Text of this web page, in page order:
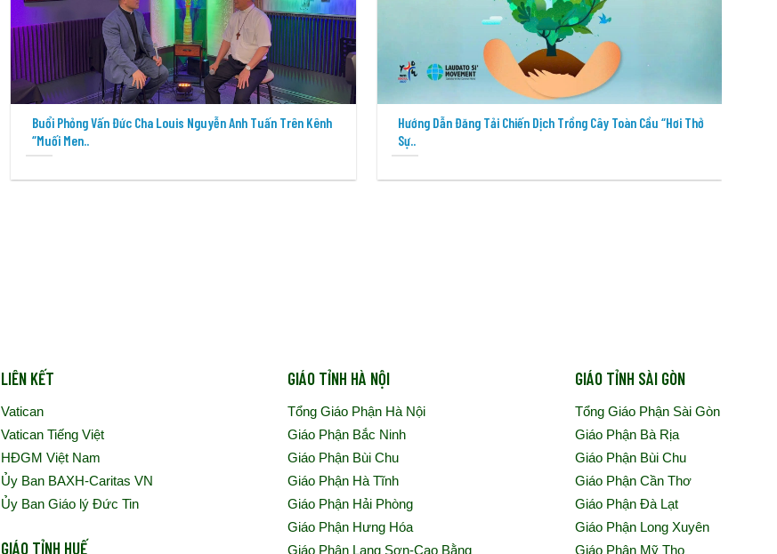
Buổi Phỏng Vấn Đức Cha Louis Nguyễn Anh Tuấn Trên Kênh
“Muối Men..
Hướng Dẫn Đăng Tải Chiến Dịch Trồng Cây Toàn Cầu “Hơi Thở
Sự..
LIÊN KẾT
Vatican
Vatican Tiếng Việt
HĐGM Việt Nam
Ủy Ban BAXH-Caritas VN
Ủy Ban Giáo lý Đức Tin
GIÁO TỈNH HUẾ
GIÁO TỈNH HÀ NỘI
Tổng Giáo Phận Hà Nội
Giáo Phận Bắc Ninh
Giáo Phận Bùi Chu
Giáo Phận Hà Tĩnh
Giáo Phận Hải Phòng
Giáo Phận Hưng Hóa
Giáo Phận Lạng Sơn-Cao Bằng
GIÁO TỈNH SÀI GÒN
Tổng Giáo Phận Sài Gòn
Giáo Phận Bà Rịa
Giáo Phận Bùi Chu
Giáo Phận Cần Thơ
Giáo Phận Đà Lạt
Giáo Phận Long Xuyên
Giáo Phận Mỹ Tho